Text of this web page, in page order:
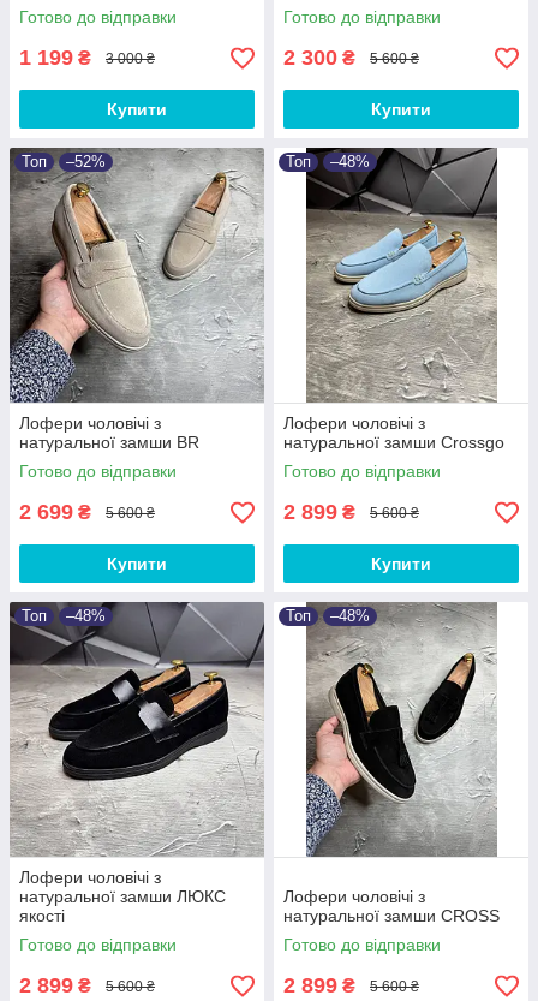
Готово до відправки
1 199 ₴ 3 000 ₴
Купити
Готово до відправки
2 300 ₴ 5 600 ₴
Купити
Топ –52%
Лофери чоловічі з
натуральної замши BR
Готово до відправки
2 699 ₴ 5 600 ₴
Купити
Топ –48%
Лофери чоловічі з
натуральної замши Crossgo
Готово до відправки
2 899 ₴ 5 600 ₴
Купити
Топ –48%
Лофери чоловічі з
натуральної замши ЛЮКС
якості
Готово до відправки
2 899 ₴ 5 600 ₴
Топ –48%
Лофери чоловічі з
натуральної замши CROSS
Готово до відправки
2 899 ₴ 5 600 ₴